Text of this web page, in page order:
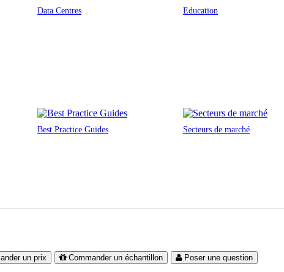
Data Centres Education
Best Practice Guides Secteurs de marché
un prix Commander un échantillon Poser une question